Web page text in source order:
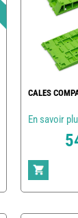
CALES
En savoir